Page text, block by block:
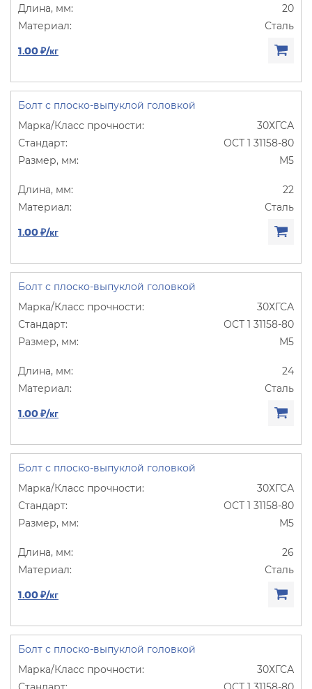
20
Сталь
1.00 ₽/кг
Болт с плоско-выпуклой головкой
30ХГСА
ОСТ 1 31158-80
М5
22
Сталь
1.00 ₽/кг
Болт с плоско-выпуклой головкой
30ХГСА
ОСТ 1 31158-80
М5
24
Сталь
1.00 ₽/кг
Болт с плоско-выпуклой головкой
30ХГСА
ОСТ 1 31158-80
М5
26
Сталь
1.00 ₽/кг
Болт с плоско-выпуклой головкой
30ХГСА